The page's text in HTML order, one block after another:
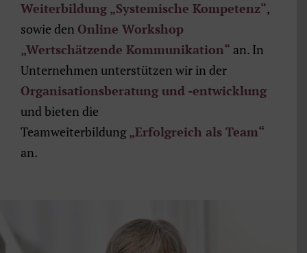
Weiterbildung „Systemische Kompetenz“,
sowie den Online Workshop
„Wertschätzende Kommunikation“ an. In
Unternehmen unterstützen wir in der
Organisationsberatung und -entwicklung
und bieten die
Teamweiterbildung„Erfolgreich als Team“
an.